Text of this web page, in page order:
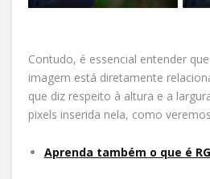
Contudo, é essencial entender
imagem está diretamente
que diz respeito à altura e a
pixels inserida nela, como
Aprenda também o que é